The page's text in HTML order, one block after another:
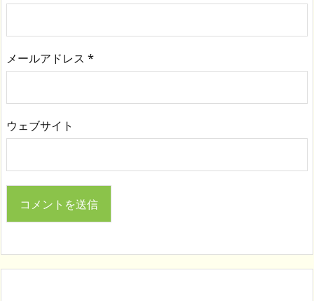
メールアドレス *
ウェブサイト